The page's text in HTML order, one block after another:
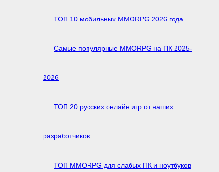
ТОП 10 мобильных MMORPG 2026 года
Самые популярные MMORPG на ПК 2025-
2026
ТОП 20 русских онлайн игр от наших
разработчиков
ТОП MMORPG для слабых ПК и ноутбуков